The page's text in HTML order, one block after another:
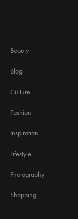
Beauty
Blog
Culture
Fashion
Inspiration
Lifestyle
Photography
Shopping